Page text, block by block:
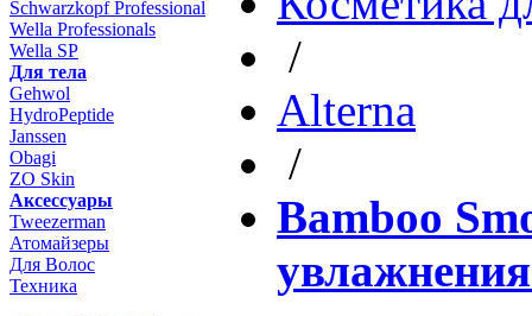
Schwarzkopf Professional
Wella Professionals
Wella SP
Для тела
Gehwol
HydroPeptide
Janssen
Obagi
ZO Skin
Aксессуары
Tweezerman
Атомайзеры
Для Волос
Техника
/
Altеrna
/
Bamboo